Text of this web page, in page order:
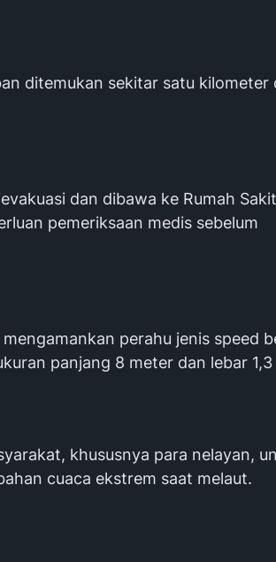
ditemukan sekitar satu kilometer
dan dibawa ke Rumah
pemeriksaan medis sebelum
perahu jenis speed
panjang 8 meter dan lebar
khususnya para nelayan,
cuaca ekstrem saat melaut.